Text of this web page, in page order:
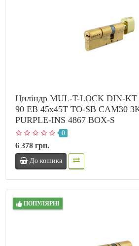
Циліндр MUL-T-LOCK DIN-KT
90 EB 45x45T TO-SB CAM30
PURPLE-INS 4867 BOX-S
0
6 378 грн.
До кошика
ПОПУЛЯРНІ